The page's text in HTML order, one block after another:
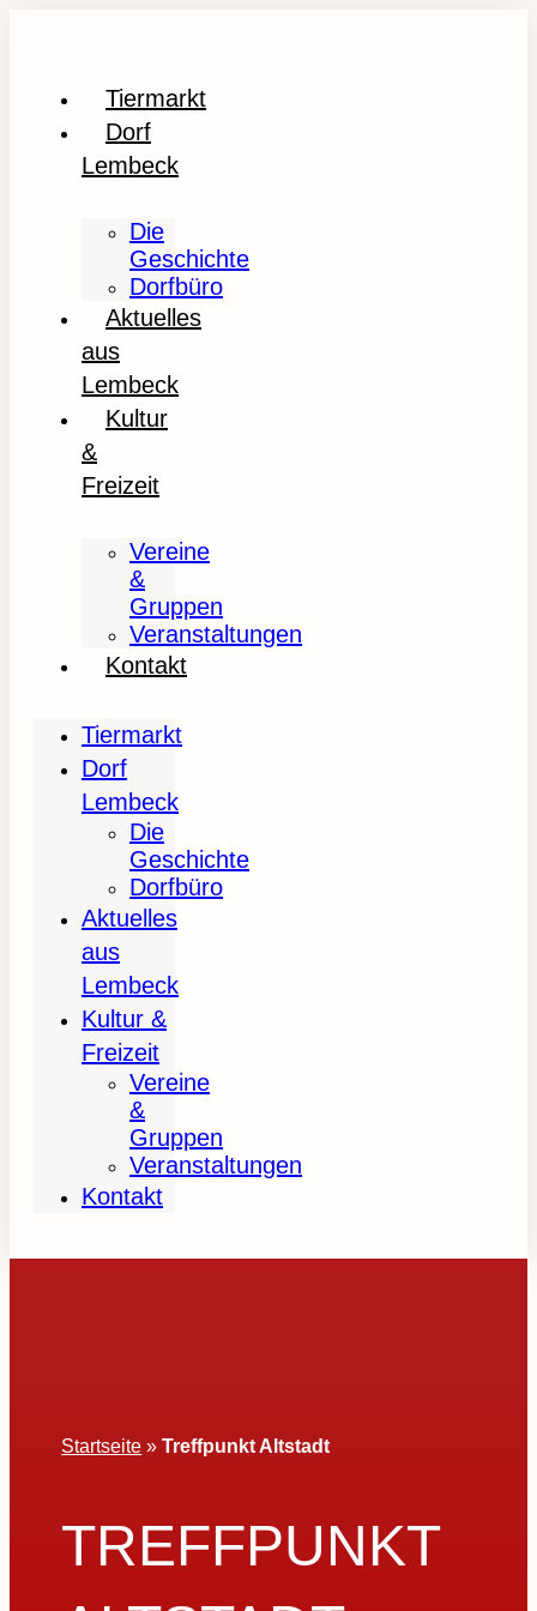
Tiermarkt
Dorf
Lembeck
Die
Geschichte
Dorfbüro
Aktuelles
aus
Lembeck
Kultur
&
Freizeit
Vereine
&
Gruppen
Veranstaltungen
Kontakt
Tiermarkt
Dorf
Lembeck
Die
Geschichte
Dorfbüro
Aktuelles
aus
Lembeck
Kultur &
Freizeit
Vereine
&
Gruppen
Veranstaltungen
Kontakt
Startseite »Treffpunkt Altstadt
TREFFPUNKT